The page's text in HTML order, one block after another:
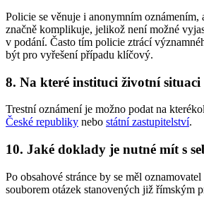
Policie se věnuje i anonymním oznámením,
značně komplikuje, jelikož není možné
v podání. Často tím policie ztrácí
být pro vyřešení případu klíčový.
8. Na které instituci životní situaci
Trestní oznámení je možno podat na
České republiky nebo státní zastupitelství.
10. Jaké doklady je nutné mít s
Po obsahové stránce by se měl
souborem otázek stanovených již římským